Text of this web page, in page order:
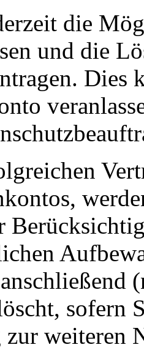
die
und die
Dies
sofern
weiteren